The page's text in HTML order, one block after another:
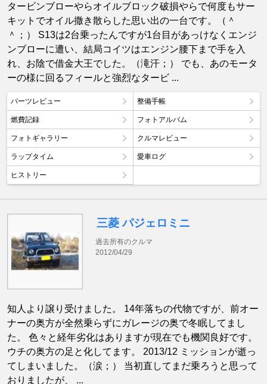
タービンブローやらオイルブロック破損やらで何度もサー
キットでオイル撒き散らした思い出の一台です。（＾
＾；） S13は2台乗ったんですが1台目があっけなくエンジ
ンブローに遭い、結局コイツはエンジン腰下まで手を入
れ、お陰で借金大王でした。（滝汗；） でも、あのモータ
ーの様に回るフィールと強烈なタービ ...
パーツレビュー 整備手帳
燃費記録 フォトアルバム
フォトギャラリー クルマレビュー
ラップタイム 愛車ログ
ヒストリー
三菱 パジェロミニ
過去所有のクルマ
2012/04/29
知人より譲り受けました。 14年落ちの代物ですが、前オー
ナーの奥方が全然乗らずにガレージの奥で冬眠してまし
た。 色々と経年劣化はありますが現在でも機関良好です。
ウチの奥方の足と化してます。 2013/12 ミッションが逝っ
てしまいました。（涙；） 当初直してまだ乗ろうと思って
おりましたが、 ...